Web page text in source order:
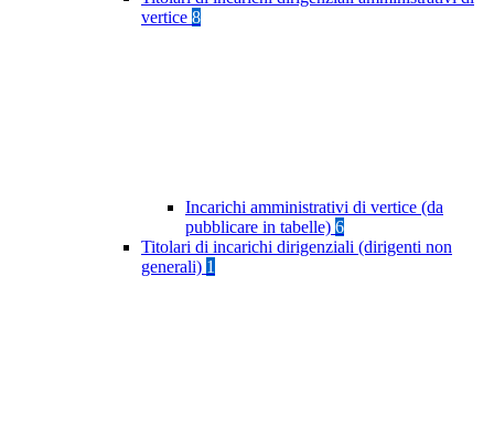
vertice 8
Incarichi amministrativi di vertice (da
pubblicare in tabelle) 6
Titolari di incarichi dirigenziali (dirigenti non
generali) 1